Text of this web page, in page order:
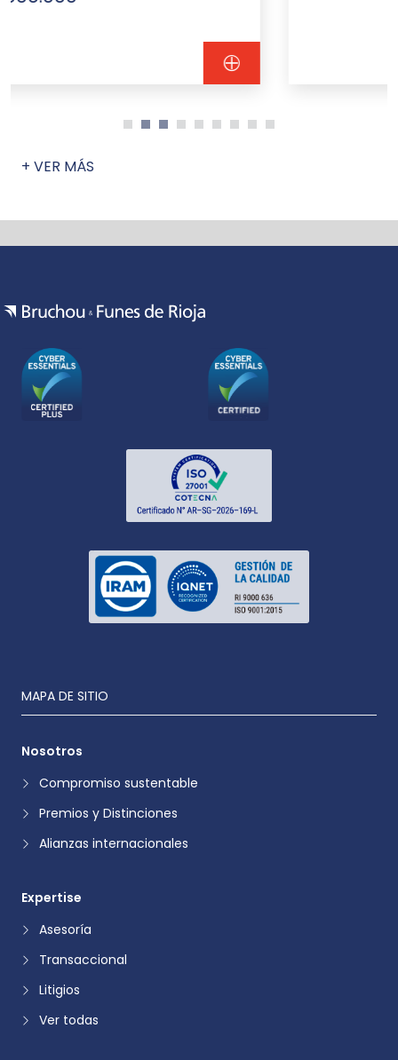
+ VER MÁS
MAPA DE SITIO
Nosotros
Compromiso sustentable
Premios y Distinciones
Alianzas internacionales
Expertise
Asesoría
Transaccional
Litigios
Ver todas